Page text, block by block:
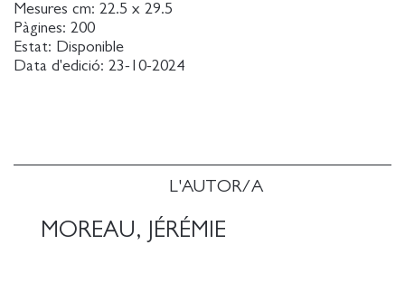
L'AUTOR/A
MOREAU, JÉRÉMIE
Mesures cm: 22.5 x 29.5
Pàgines: 200
Estat: Disponible
Data d'edició: 23-10-2024